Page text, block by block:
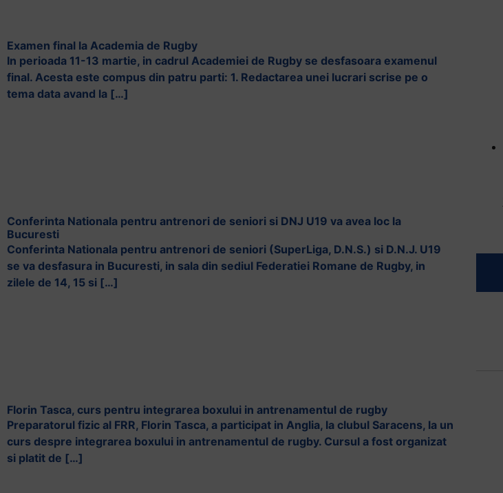
Examen final la Academia de Rugby
In perioada 11-13 martie, in cadrul Academiei de Rugby se desfasoara examenul
final. Acesta este compus din patru parti: 1. Redactarea unei lucrari scrise pe o
tema data avand la […]
Conferinta Nationala pentru antrenori de seniori si DNJ U19 va avea loc la
Bucuresti
Conferinta Nationala pentru antrenori de seniori (SuperLiga, D.N.S.) si D.N.J. U19
se va desfasura in Bucuresti, in sala din sediul Federatiei Romane de Rugby, in
zilele de 14, 15 si […]
Florin Tasca, curs pentru integrarea boxului in antrenamentul de rugby
Preparatorul fizic al FRR, Florin Tasca, a participat in Anglia, la clubul Saracens, la un
curs despre integrarea boxului in antrenamentul de rugby. Cursul a fost organizat
si platit de […]